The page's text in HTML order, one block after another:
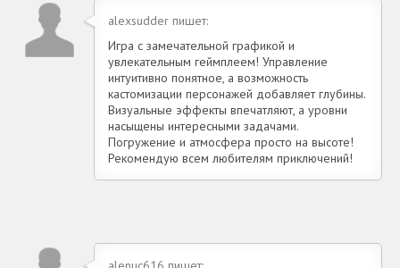
alexsudder пишет:
Игра с замечательной графикой и
увлекательным геймплеем! Управление
интуитивно понятное, а возможность
кастомизации персонажей добавляет глубины.
Визуальные эффекты впечатляют, а уровни
насыщены интересными задачами.
Погружение и атмосфера просто на высоте!
Рекомендую всем любителям приключений!